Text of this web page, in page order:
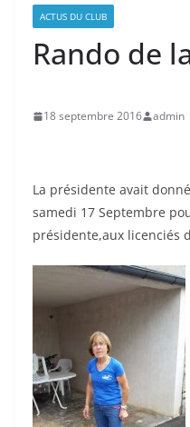
ACTUS DU CLUB
Rando de
18 septembre 2016 admin
La présidente avait
samedi 17 Septembre
présidente,aux licenciés